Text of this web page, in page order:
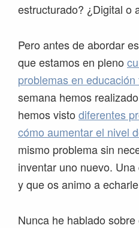
estructurado? ¿Digital o
Pero antes de abordar
que estamos en pleno
problemas en
semana hemos
hemos visto diferentes
cómo aumentar el nivel
mismo problema sin
inventar uno nuevo.
y que os animo a
Nunca he hablado